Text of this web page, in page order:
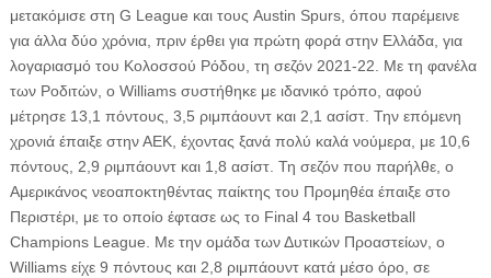
μετακόμισε στη G League και τους Austin Spurs, όπου παρέμεινε
για άλλα δύο χρόνια, πριν έρθει για πρώτη φορά στην Ελλάδα, για
λογαριασμό του Κολοσσού Ρόδου, τη σεζόν 2021-22. Με τη φανέλα
των Ροδιτών, ο Williams συστήθηκε με ιδανικό τρόπο, αφού
μέτρησε 13,1 πόντους, 3,5 ριμπάουντ και 2,1 ασίστ. Την επόμενη
χρονιά έπαιξε στην ΑΕΚ, έχοντας ξανά πολύ καλά νούμερα, με 10,6
πόντους, 2,9 ριμπάουντ και 1,8 ασίστ. Τη σεζόν που παρήλθε, ο
Αμερικάνος νεοαποκτηθέντας παίκτης του Προμηθέα έπαιξε στο
Περιστέρι, με το οποίο έφτασε ως το Final 4 του Βasketball
Champions League. Με την ομάδα των Δυτικών Προαστείων, ο
Williams είχε 9 πόντους και 2,8 ριμπάουντ κατά μέσο όρο, σε